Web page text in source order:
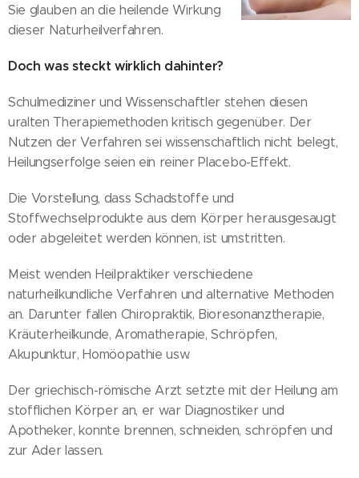
Sie glauben an die heilende Wirkung
dieser Naturheilverfahren.
Doch was steckt wirklich dahinter?
Schulmediziner und Wissenschaftler stehen diesen
uralten Therapiemethoden kritisch gegenüber. Der
Nutzen der Verfahren sei wissenschaftlich nicht belegt,
Heilungserfolge seien ein reiner Placebo-Effekt.
Die Vorstellung, dass Schadstoffe und
Stoffwechselprodukte aus dem Körper herausgesaugt
oder abgeleitet werden können, ist umstritten.
Meist wenden Heilpraktiker verschiedene
naturheilkundliche Verfahren und alternative Methoden
an. Darunter fallen Chiropraktik, Bioresonanztherapie,
Kräuterheilkunde, Aromatherapie, Schröpfen,
Akupunktur, Homöopathie usw.
Der griechisch-römische Arzt setzte mit der Heilung am
stofflichen Körper an, er war Diagnostiker und
Apotheker, konnte brennen, schneiden, schröpfen und
zur Ader lassen.